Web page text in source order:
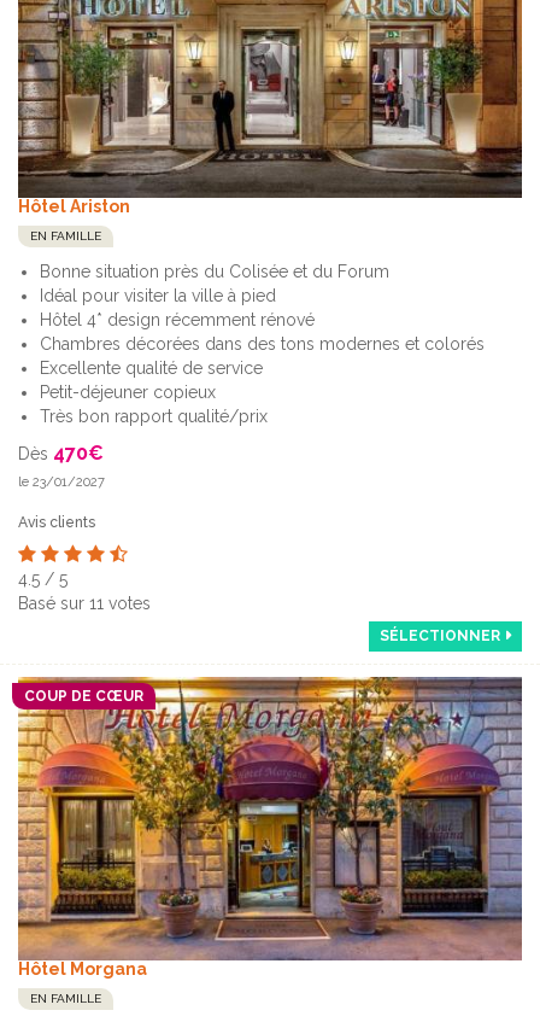
Hôtel Ariston
EN FAMILLE
Bonne situation près du Colisée et du Forum
Idéal pour visiter la ville à pied
Hôtel 4* design récemment rénové
Chambres décorées dans des tons modernes et colorés
Excellente qualité de service
Petit-déjeuner copieux
Très bon rapport qualité/prix
Dès 470€
le 23/01/2027
Avis clients
4.5 / 5
Basé sur 11 votes
SÉLECTIONNER
COUP DE CŒUR
Hôtel Morgana
EN FAMILLE